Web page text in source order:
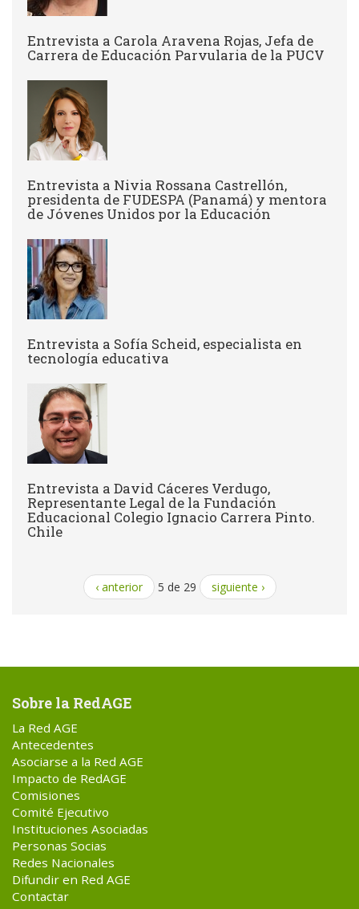
Entrevista a Carola Aravena Rojas, Jefa de
Carrera de Educación Parvularia de la PUCV
Entrevista a Nivia Rossana Castrellón,
presidenta de FUDESPA (Panamá) y mentora
de Jóvenes Unidos por la Educación
Entrevista a Sofía Scheid, especialista en
tecnología educativa
Entrevista a David Cáceres Verdugo,
Representante Legal de la Fundación
Educacional Colegio Ignacio Carrera Pinto.
Chile
‹ anterior 5 de 29 siguiente ›
Sobre la RedAGE
La Red AGE
Antecedentes
Asociarse a la Red AGE
Impacto de RedAGE
Comisiones
Comité Ejecutivo
Instituciones Asociadas
Personas Socias
Redes Nacionales
Difundir en Red AGE
Contactar